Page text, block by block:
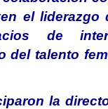
el liderazgo
de
del talento
la